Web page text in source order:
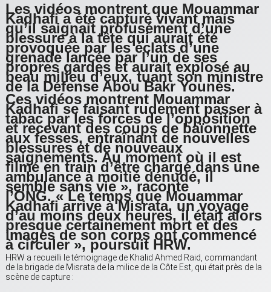
Les vidéos montrent que Mouammar
Kadhafi a été capturé vivant mais
qu’il saignait profusément d’une
blessure à la tête qui aurait été
provoquée par les éclats d’une
grenade lancée par l’un de ses
propres gardes et aurait explosé au
beau milieu d’eux, tuant son ministre
de la Défense Abou Bakr Younès.
Ces vidéos montrent Mouammar
Kadhafi se faisant rudement passer à
tabac par les forces de l’opposition
et recevant des coups de baïonnette
aux fesses, entraînant de nouvelles
blessures et de nouveaux
saignements. Au moment où il est
filmé en train d’être chargé dans une
ambulance à moitié dénudé, il
semble sans vie », raconte
l’ONG. « Le temps que Mouammar
Kadhafi arrive à Misrata, un voyage
d’au moins deux heures, il était alors
presque certainement mort et des
images de son corps ont commencé
à circuler », poursuit HRW.
HRW a recueilli le témoignage de Khalid Ahmed Raid, commandant
de la brigade de Misrata de la milice de la Côte Est, qui était près de la
scène de capture :